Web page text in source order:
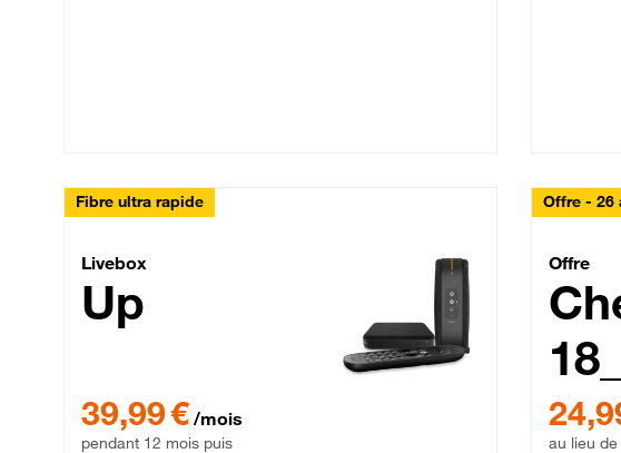
Fibre ultra rapide
Livebox Up Fibre
Livebox
Up
39,99 € /mois
pendant 12 mois puis
Offre - 26
Offre
au lieu de